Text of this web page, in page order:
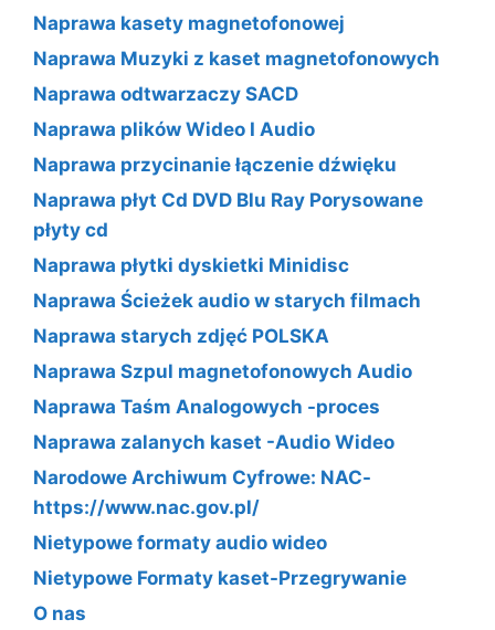
Naprawa kasety magnetofonowej
Naprawa Muzyki z kaset magnetofonowych
Naprawa odtwarzaczy SACD
Naprawa plików Wideo I Audio
Naprawa przycinanie łączenie dźwięku
Naprawa płyt Cd DVD Blu Ray Porysowane
płyty cd
Naprawa płytki dyskietki Minidisc
Naprawa Ścieżek audio w starych filmach
Naprawa starych zdjęć POLSKA
Naprawa Szpul magnetofonowych Audio
Naprawa Taśm Analogowych -proces
Naprawa zalanych kaset -Audio Wideo
Narodowe Archiwum Cyfrowe: NAC-
https://www.nac.gov.pl/
Nietypowe formaty audio wideo
Nietypowe Formaty kaset-Przegrywanie
O nas